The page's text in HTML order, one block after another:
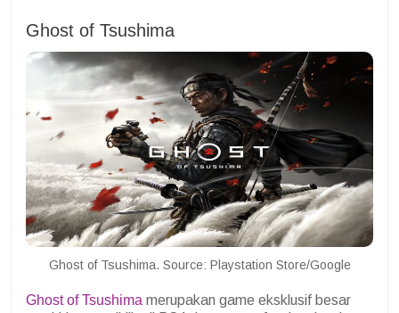
Ghost of Tsushima
Ghost of Tsushima. Source: Playstation Store/Google
Ghost of Tsushima merupakan game eksklusif besar